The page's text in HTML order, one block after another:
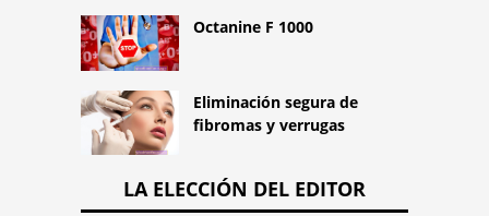
Octanine F 1000
Eliminación segura de
fibromas y verrugas
LA ELECCIÓN DEL EDITOR